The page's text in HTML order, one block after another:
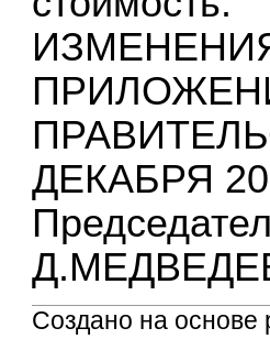
ДЕКАБРЯ
Создано на основе